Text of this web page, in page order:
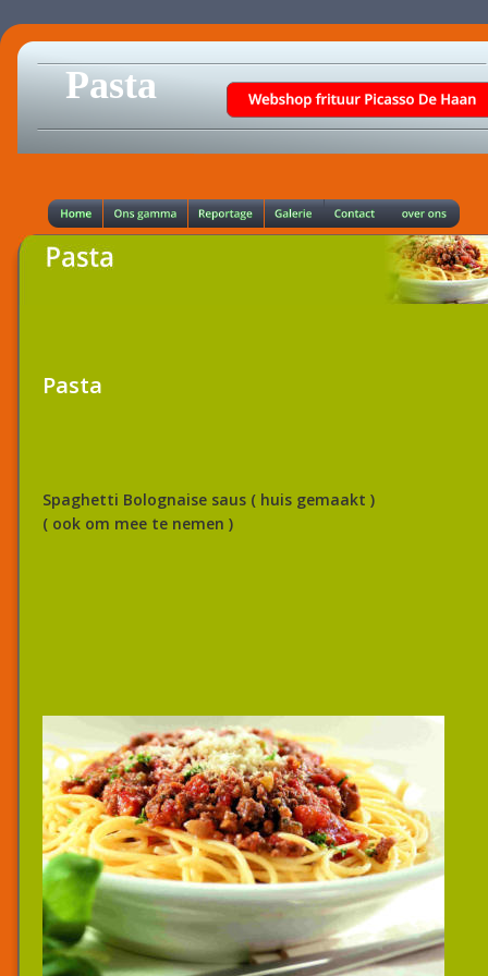
Pasta
Spaghetti Bolognaise saus ( huis gemaakt )
( ook om mee te nemen )
Pasta